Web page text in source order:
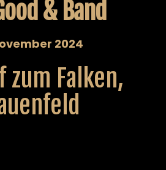
& Band
2024
zum Falken,